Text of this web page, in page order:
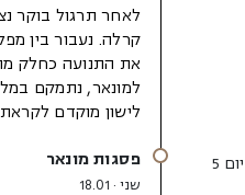
לאחר תרגול בוקר
קרלה. נעבור בין
את התנועה כחלק
למונאר, נתמקם
לישון מוקדם
יום 5 פסגות מונאר
שני · 18.01